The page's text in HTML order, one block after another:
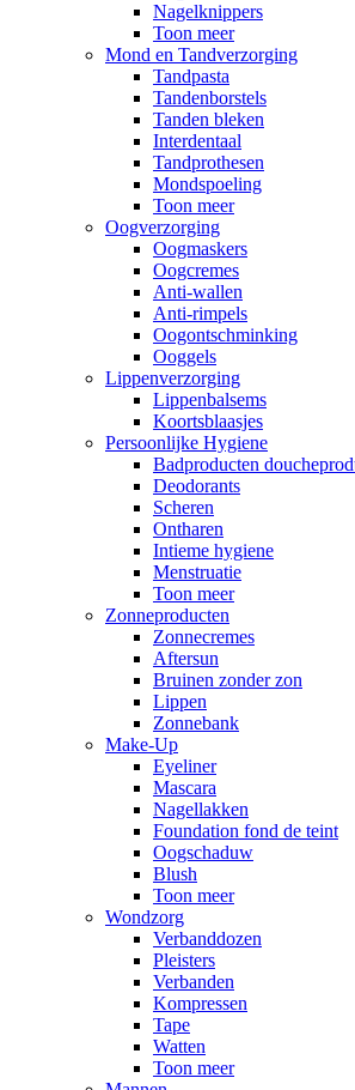
Nagelknippers
Toon meer
Mond en Tandverzorging
Tandpasta
Tandenborstels
Tanden bleken
Interdentaal
Tandprothesen
Mondspoeling
Toon meer
Oogverzorging
Oogmaskers
Oogcremes
Anti-wallen
Anti-rimpels
Oogontschminking
Ooggels
Lippenverzorging
Lippenbalsems
Koortsblaasjes
Persoonlijke Hygiene
Badproducten
Deodorants
Scheren
Ontharen
Intieme hygiene
Menstruatie
Toon meer
Zonneproducten
Zonnecremes
Aftersun
Bruinen zonder zon
Lippen
Zonnebank
Make-Up
Eyeliner
Mascara
Nagellakken
Foundation fond de teint
Oogschaduw
Blush
Toon meer
Wondzorg
Verbanddozen
Pleisters
Verbanden
Kompressen
Tape
Watten
Toon meer